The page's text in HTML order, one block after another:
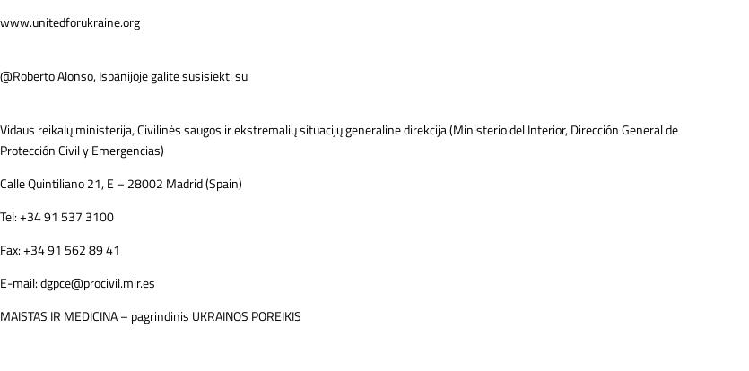
www.unitedforukraine.org
@Roberto Alonso, Ispanijoje galite susisiekti su
Vidaus reikalų ministerija, Civilinės saugos ir ekstremalių situacijų generaline direkcija (Ministerio del Interior, Dirección General de
Protección Civil y Emergencias)
Calle Quintiliano 21, E – 28002 Madrid (Spain)
Tel: +34 91 537 3100
Fax: +34 91 562 89 41
E-mail: dgpce@procivil.mir.es
MAISTAS IR MEDICINA – pagrindinis UKRAINOS POREIKIS